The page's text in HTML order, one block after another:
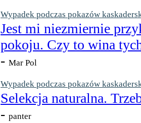
Wypadek podczas pokazów
Jest mi niezmiernie
pokoju. Czy to wina
- Mar Pol
Wypadek podczas pokazów
Selekcja naturalna.
- panter